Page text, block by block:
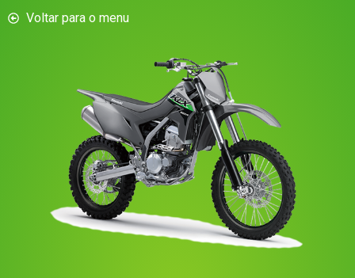
Voltar para o menu